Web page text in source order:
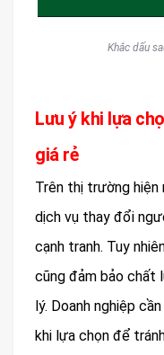
Khắc dấu
Lưu ý khi lựa
giá rẻ
Trên thị trường hiện
dịch vụ thay đổi
cạnh tranh. Tuy
cũng đảm bảo chất
lý. Doanh nghiệp
khi lựa chọn để